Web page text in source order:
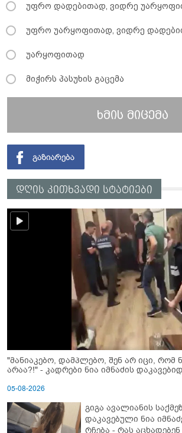
უფრო დადებითად, ვიდრე
უფრო უარყოფითად, ვიდრე
უარყოფითად
მიჭირს პასუხის გაცემა
ხმის მიცემა
დღის კითხვადი სტატიები
"მანიაკებო, დამპლებო, შენ არ იცი, რომ
არაა?!" - კადრები ნია იმნაძის
05-08-2026
გიგა ავალიანის
დაკავებული ნია
რჩება - რას აცხადებენ